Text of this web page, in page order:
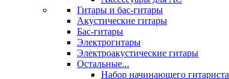
Гитары и бас-гитары
Акустические гитары
Бас-гитары
Электрогитары
Электроакустические гитары
Остальные...
Набор начинающего гитариста